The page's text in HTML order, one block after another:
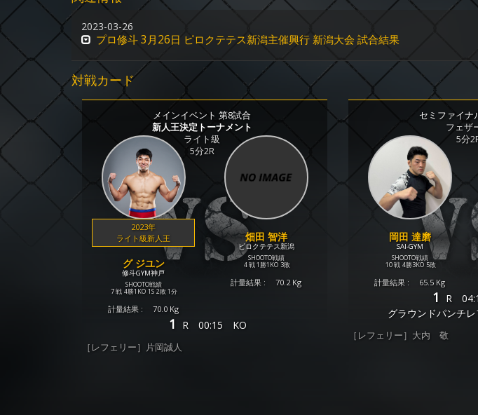
2023-03-26
プロ修斗 3月26日 ピロクテテス新潟主催興行 新潟大会 試合結果
対戦カード
メインイベント 第8試合
新人王決定トーナメント
ライト級
5分2R
2023年
ライト級新人王
グ ジユン
修斗GYM神戸
SHOOTO戦績
7 戦 4勝1KO 1S 2敗 1分
計量結果 : 70.0 Kg
畑田 智洋
ピロクテテス新潟
SHOOTO戦績
4 戦 1勝1KO 3敗
計量結果 : 70.2 Kg
1 R 00:15 KO
［レフェリー］片岡誠人
セミファイナ
フェザ
5分
岡田 達磨
SAI-GYM
SHOOTO戦績
10 戦 4勝3KO 5敗
計量結果 : 65.5 Kg
1 R
グラウンドパンチ
［レフェリー］大内 敬